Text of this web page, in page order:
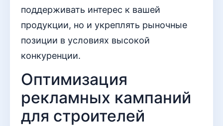
поддерживать интерес к вашей
продукции, но и укреплять рыночные
позиции в условиях высокой
конкуренции.
Оптимизация
рекламных кампаний
для строителей